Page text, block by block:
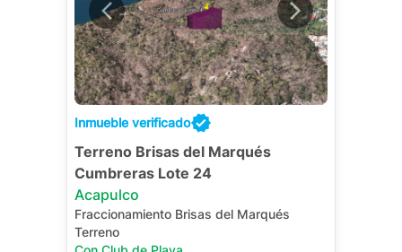
Inmueble verificado
Terreno Brisas del Marqués
Cumbreras Lote 24
Acapulco
Fraccionamiento Brisas del Marqués
Terreno